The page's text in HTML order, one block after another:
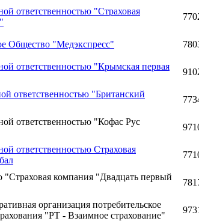
ответственностью "Страховая
Общество "Медэкспресс"
ответственностью "Крымская первая
ответственностью "Британский
ответственностью "Кофас Рус
ответственностью Страховая
"Страховая компания "Двадцать первый
организация потребительское
"РТ - Взаимное страхование"